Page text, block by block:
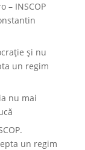
– INSCOP
și nu
un regim
nu mai
un regim